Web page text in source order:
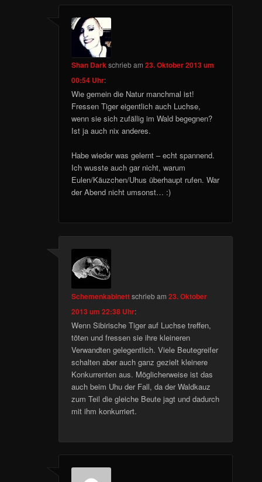
Shan Darkschriebam23. Oktober 2013 um
00:54 Uhr:
Wie gemein die Natur manchmal ist!
Fressen Tiger eigentlich auch Luchse,
wenn sie sich zufällig im Wald begegnen?
Ist ja auch nix anderes.
Habe wieder was gelernt – echt spannend.
Ich wusste auch gar nicht, warum
Eulen/Käuzchen/Uhus überhaupt rufen. War
der Abend nicht umsonst… :)
Schemenkabinettschriebam23. Oktober
2013 um 22:38 Uhr:
Wenn Sibirische Tiger auf Luchse treffen,
töten und fressen sie ihre kleineren
Verwandten gelegentlich. Viele Beutegreifer
schalten aber auch ganz gezielt kleinere
Konkurrenten aus. Möglicherweise ist das
auch beim Uhu der Fall, da der Waldkauz
zum Teil die gleiche Beute jagt und dadurch
mit ihm konkurriert.